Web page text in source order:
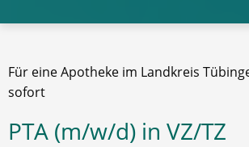
Für eine Apotheke im Landkreis
sofort
PTA (m/w/d) in VZ/TZ